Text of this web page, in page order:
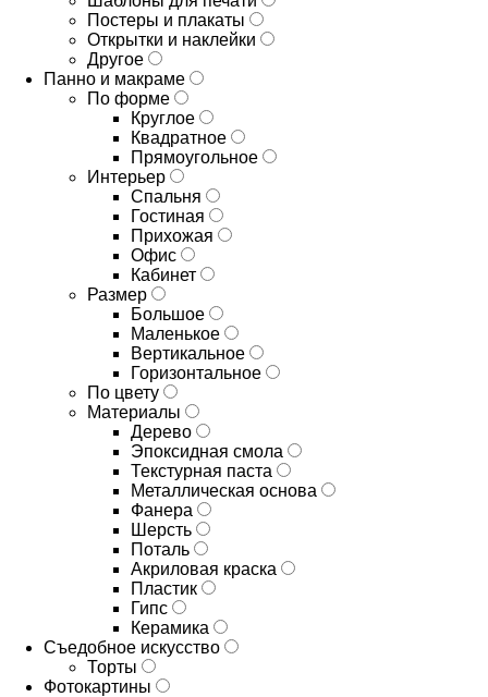
Постеры и плакаты
Открытки и наклейки
Другое
Панно и макраме
По форме
Круглое
Квадратное
Прямоугольное
Интерьер
Спальня
Гостиная
Прихожая
Офис
Кабинет
Размер
Большое
Маленькое
Вертикальное
Горизонтальное
По цвету
Материалы
Дерево
Эпоксидная смола
Текстурная паста
Металлическая основа
Фанера
Шерсть
Поталь
Акриловая краска
Пластик
Гипс
Керамика
Съедобное искусство
Торты
Фотокартины